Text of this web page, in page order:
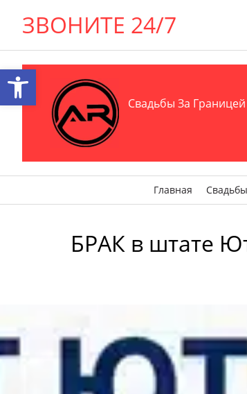
ЗВОНИТЕ 24/7
Свадьбы За
Главная
БРАК в штате
Открыть панель инструментов